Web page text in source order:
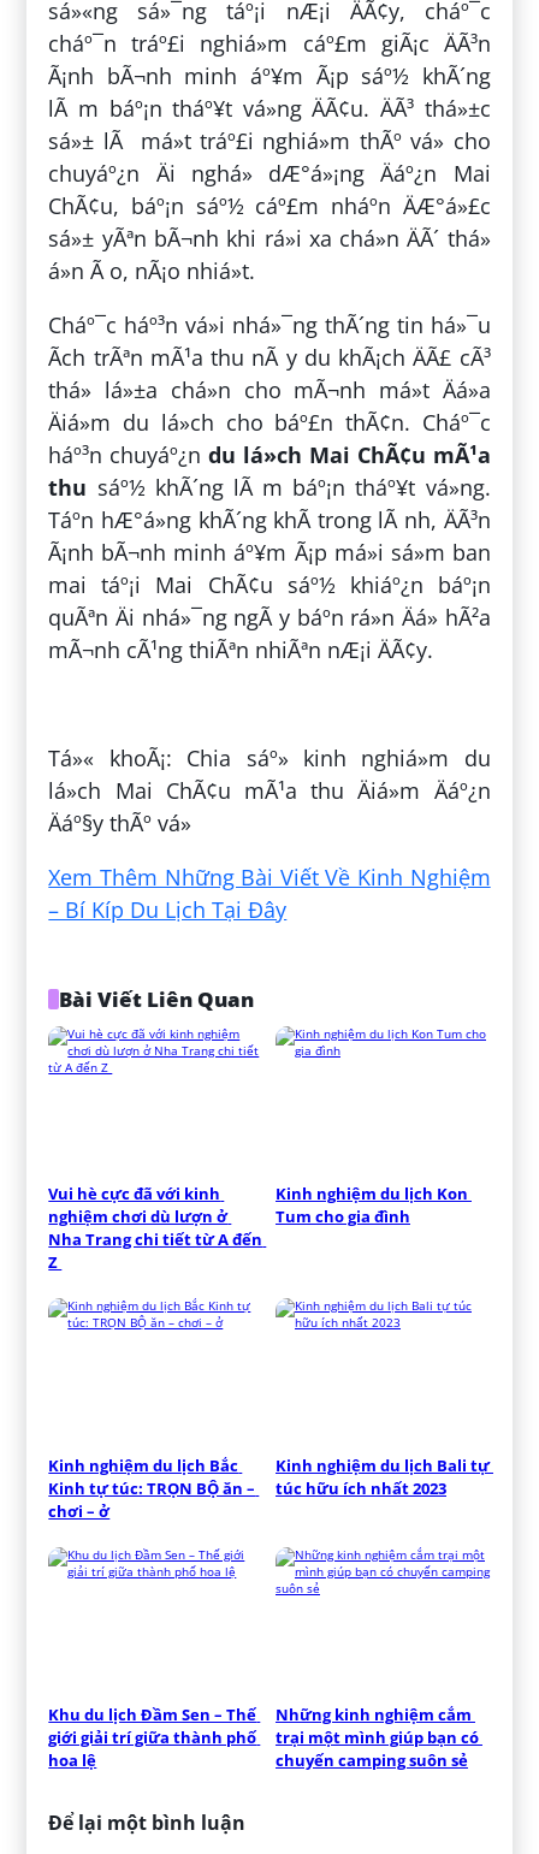
sá»«ng sá»¯ng táº¡i nÆ¡i ÄÃ¢y, cháº¯c
cháº¯n tráº£i nghiá»m cáº£m giÃ¡c ÄÃ³n
Ã¡nh bÃ¬nh minh áº¥m Ã¡p sáº½ khÃ´ng
lÃ m báº¡n tháº¥t vá»ng ÄÃ¢u. ÄÃ³ thá»±c
sá»± lÃ má»t tráº£i nghiá»m thÃº vá» cho
chuyáº¿n Äi nghá» dÆ°á»¡ng Äáº¿n Mai
ChÃ¢u, báº¡n sáº½ cáº£m nháº­n ÄÆ°á»£c
sá»± yÃªn bÃ¬nh khi rá»i xa chá»n ÄÃ´ thá»
á»n Ã o, nÃ¡o nhiá»t.
Cháº¯c háº³n vá»i nhá»¯ng thÃ´ng tin há»¯u
Ã­ch trÃªn mÃ¹a thu nÃ y du khÃ¡ch ÄÃ£ cÃ³
thá» lá»±a chá»n cho mÃ¬nh má»t Äá»a
Äiá»m du lá»ch cho báº£n thÃ¢n. Cháº¯c
háº³n chuyáº¿ndu lá»ch Mai ChÃ¢u mÃ¹a
thu sáº½ khÃ´ng lÃ m báº¡n tháº¥t vá»ng.
Táº­n hÆ°á»ng khÃ´ng khÃ­ trong lÃ nh, ÄÃ³n
Ã¡nh bÃ¬nh minh áº¥m Ã¡p má»i sá»m ban
mai táº¡i Mai ChÃ¢u sáº½ khiáº¿n báº¡n
quÃªn Äi nhá»¯ng ngÃ y báº­n rá»n Äá» hÃ²a
mÃ¬nh cÃ¹ng thiÃªn nhiÃªn nÆ¡i ÄÃ¢y.
Tá»« khoÃ¡: Chia sáº» kinh nghiá»m du
lá»ch Mai ChÃ¢u mÃ¹a thu Äiá»m Äáº¿n
Äáº§y thÃº vá»
Xem Thêm Những Bài Viết Về Kinh Nghiệm
– Bí Kíp Du Lịch Tại Đây
Bài Viết Liên Quan
Vui hè cực đã với kinh
nghiệm chơi dù lượn ở
Nha Trang chi tiết từ A đến
Z
Kinh nghiệm du lịch Kon
Tum cho gia đình
Kinh nghiệm du lịch Bắc
Kinh tự túc: TRỌN BỘ ăn –
chơi – ở
Kinh nghiệm du lịch Bali tự
túc hữu ích nhất 2023
Khu du lịch Đầm Sen – Thế
giới giải trí giữa thành phố
hoa lệ
Những kinh nghiệm cắm
trại một mình giúp bạn có
chuyến camping suôn sẻ
Để lại một bình luận